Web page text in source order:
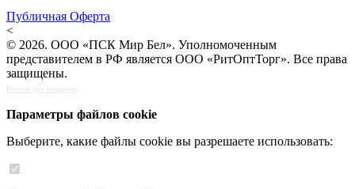
Публичная Оферта
<
© 2026. ООО «ПСК Мир Бел». Уполномоченным
представителем в РФ является ООО «РитОптТорг». Все права
защищены.
Версия для Беларуси
Параметры файлов cookie
Выберите, какие файлы cookie вы разрешаете использовать: